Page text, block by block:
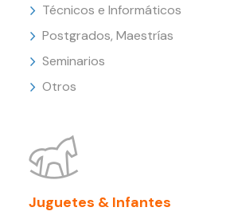
Técnicos e Informáticos
Postgrados, Maestrías
Seminarios
Otros
Juguetes & Infantes